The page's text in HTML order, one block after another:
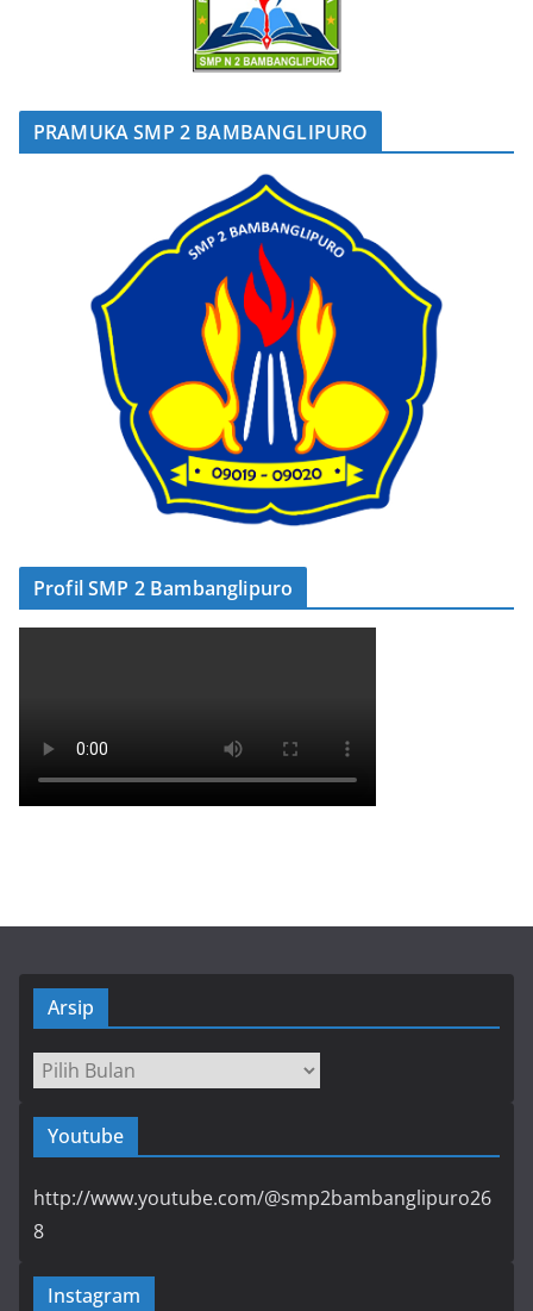
PRAMUKA SMP 2 BAMBANGLIPURO
Profil SMP 2 Bambanglipuro
Arsip
Arsip
Youtube
http://www.youtube.com/@smp2bambanglipuro26
8
Instagram